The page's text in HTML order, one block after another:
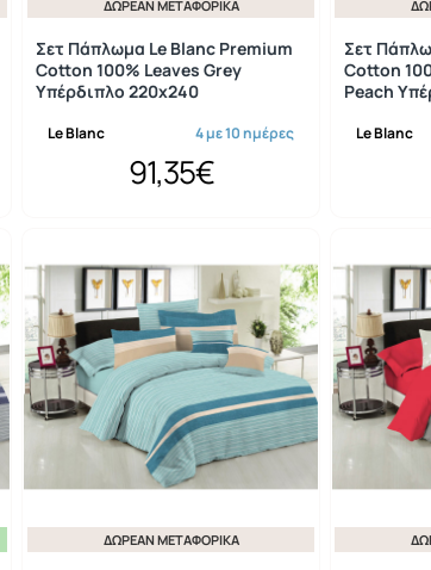
ΔΩΡΕΆΝ ΜΕΤΑΦΟΡΙΚΆ
Le Blanc 4 με 10 ημέρες
Σετ Πάπλωμα Le Blanc Premium
Cotton 100% Leaves Grey
Υπέρδιπλο 220x240
91,35€
Le Blanc
Σετ
Cotton
Peach
ΔΩΡΕΆΝ ΜΕΤΑΦΟΡΙΚΆ